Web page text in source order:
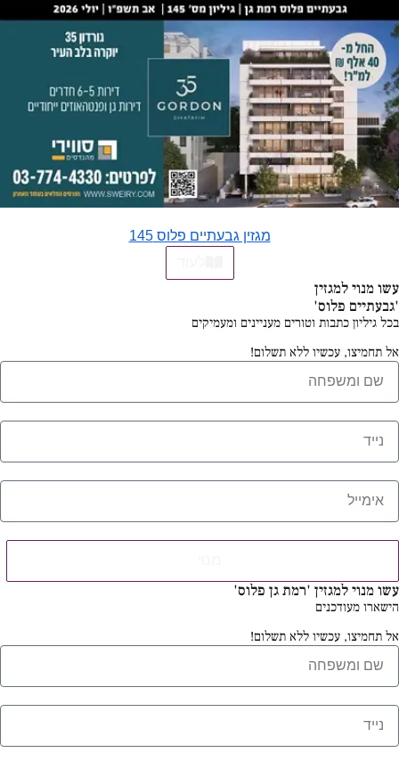
מגזין גבעתיים פלוס 145
עשו מנוי למגזין
'גבעתיים פלוס'
בכל גיליון כתבות וטורים מעניינים ומעמיקים
אל תחמיצו, עכשיו ללא תשלום!
עשו מנוי למגזין 'רמת גן פלוס'
הישארו מעודכנים
אל תחמיצו, עכשיו ללא תשלום!